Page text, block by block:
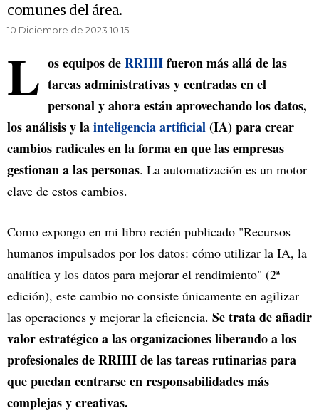
comunes del área.
10 Diciembre de 2023 10.15
L os equipos deRRHHfueron más allá de las
tareas administrativas y centradas en el
personal y ahora están aprovechando los datos,
los análisis y lainteligencia artificial(IA) para crear
cambios radicales en la forma en que las empresas
gestionan a las personas. La automatización es un motor
clave de estos cambios.
Como expongo en mi libro recién publicado "Recursos
humanos impulsados por los datos: cómo utilizar la IA, la
analítica y los datos para mejorar el rendimiento" (2ª
edición), este cambio no consiste únicamente en agilizar
las operaciones y mejorar la eficiencia. Se trata de añadir
valor estratégico a las organizaciones liberando a los
profesionales de RRHH de las tareas rutinarias para
que puedan centrarse en responsabilidades más
complejas y creativas.